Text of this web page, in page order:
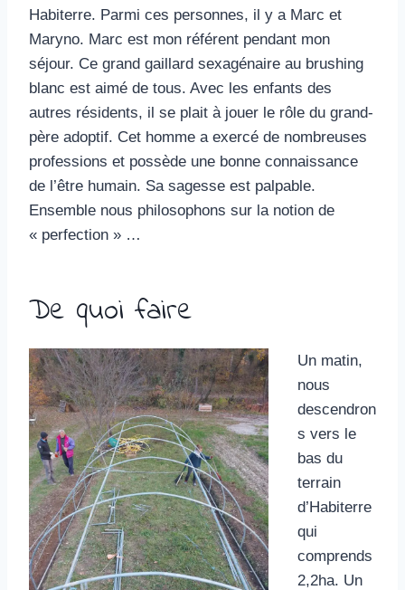
Habiterre. Parmi ces personnes, il y a Marc et
Maryno. Marc est mon référent pendant mon
séjour. Ce grand gaillard sexagénaire au brushing
blanc est aimé de tous. Avec les enfants des
autres résidents, il se plait à jouer le rôle du grand-
père adoptif. Cet homme a exercé de nombreuses
professions et possède une bonne connaissance
de l’être humain. Sa sagesse est palpable.
Ensemble nous philosophons sur la notion de
« perfection » …
De quoi faire
Un matin,
nous
descendron
s vers le
bas du
terrain
d’Habiterre
qui
comprends
2,2ha. Un